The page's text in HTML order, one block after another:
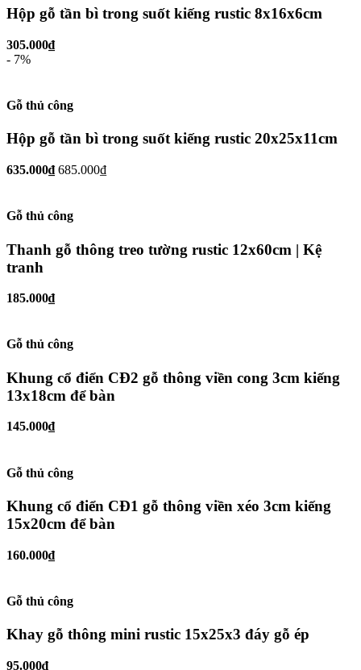
Hộp gỗ tần bì trong suốt kiếng rustic 8x16x6cm
305.000₫
- 7%
Gỗ thủ công
Hộp gỗ tần bì trong suốt kiếng rustic 20x25x11cm
635.000₫ 685.000₫
Gỗ thủ công
Thanh gỗ thông treo tường rustic 12x60cm | Kệ
tranh
185.000₫
Gỗ thủ công
Khung cổ điển CĐ2 gỗ thông viền cong 3cm kiếng
13x18cm để bàn
145.000₫
Gỗ thủ công
Khung cổ điển CĐ1 gỗ thông viền xéo 3cm kiếng
15x20cm để bàn
160.000₫
Gỗ thủ công
Khay gỗ thông mini rustic 15x25x3 đáy gỗ ép
95.000₫